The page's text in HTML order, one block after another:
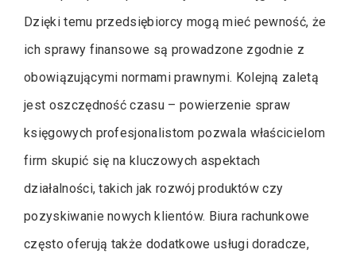
Dzięki temu przedsiębiorcy mogą mieć pewność, że
ich sprawy finansowe są prowadzone zgodnie z
obowiązującymi normami prawnymi. Kolejną zaletą
jest oszczędność czasu – powierzenie spraw
księgowych profesjonalistom pozwala właścicielom
firm skupić się na kluczowych aspektach
działalności, takich jak rozwój produktów czy
pozyskiwanie nowych klientów. Biura rachunkowe
często oferują także dodatkowe usługi doradcze,